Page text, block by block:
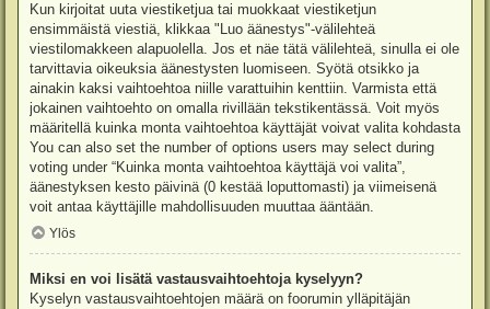
Kun kirjoitat uuta viestiketjua tai muokkaat viestiketjun
ensimmäistä viestiä, klikkaa "Luo äänestys"-välilehteä
viestilomakkeen alapuolella. Jos et näe tätä välilehteä, sinulla ei ole
tarvittavia oikeuksia äänestysten luomiseen. Syötä otsikko ja
ainakin kaksi vaihtoehtoa niille varattuihin kenttiin. Varmista että
jokainen vaihtoehto on omalla rivillään tekstikentässä. Voit myös
määritellä kuinka monta vaihtoehtoa käyttäjät voivat valita kohdasta
You can also set the number of options users may select during
voting under “Kuinka monta vaihtoehtoa käyttäjä voi valita”,
äänestyksen kesto päivinä (0 kestää loputtomasti) ja viimeisenä
voit antaa käyttäjille mahdollisuuden muuttaa ääntään.
Ylös
Miksi en voi lisätä vastausvaihtoehtoja kyselyyn?
Kyselyn vastausvaihtoehtojen määrä on foorumin ylläpitäjän